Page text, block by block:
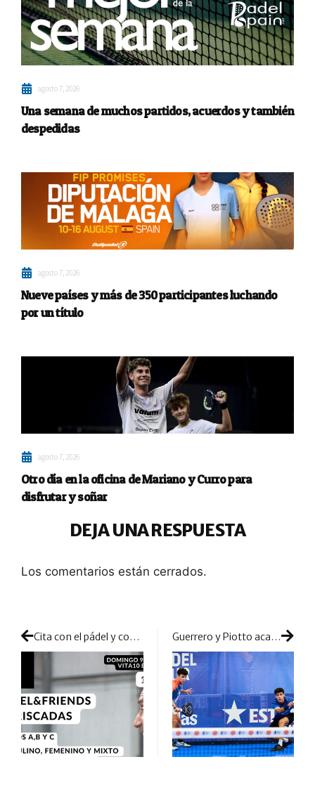
agosto 7, 2026
Una semana de muchos partidos, acuerdos y también
despedidas
agosto 7, 2026
Nueve países y más de 350 participantes luchando
por un título
agosto 7, 2026
Otro día en la oficina de Mariano y Curro para
disfrutar y soñar
DEJA UNA RESPUESTA
Los comentarios están cerrados.
Cita con el pádel y con un premio muy especial gracias a Pádel&Friends Guerrero y Piotto acaparan todas las miradas y los focos en las previas